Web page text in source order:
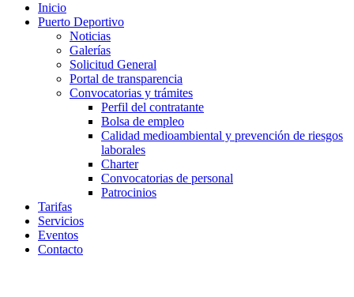
Inicio
Puerto Deportivo
Noticias
Galerías
Solicitud General
Portal de transparencia
Convocatorias y trámites
Perfil del contratante
Bolsa de empleo
Calidad medioambiental y prevención de riesgos
laborales
Charter
Convocatorias de personal
Patrocinios
Tarifas
Servicios
Eventos
Contacto